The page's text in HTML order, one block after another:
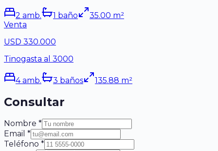
2 amb. 1 baño 35.00 m²
Venta
USD 330.000
Tinogasta al 3000
4amb. 3 baños 135.88 m²
Consultar
Nombre *
Email *
Teléfono *